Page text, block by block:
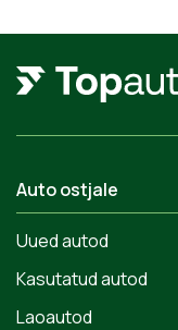
Auto ostjale
Uued autod
Kasutatud autod
Laoautod